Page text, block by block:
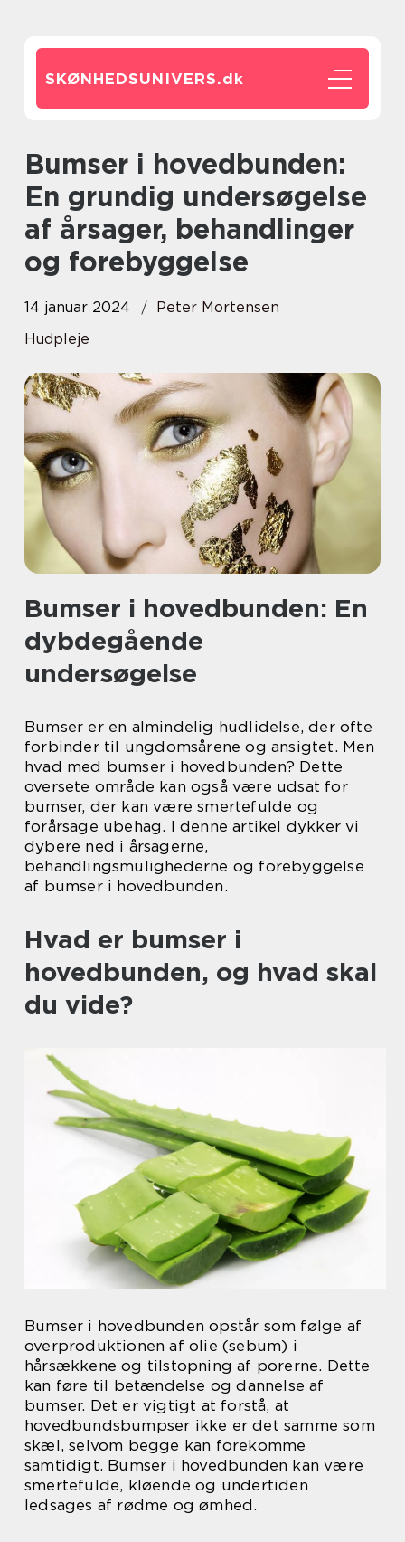
SKØNHEDSUNIVERS.dk
Bumser i hovedbunden:
En grundig undersøgelse
af årsager, behandlinger
og forebyggelse
14 januar 2024
Peter Mortensen
Hudpleje
Bumser i hovedbunden: En
dybdegående
undersøgelse
Bumser er en almindelig hudlidelse, der ofte
forbinder til ungdomsårene og ansigtet. Men
hvad med bumser i hovedbunden? Dette
oversete område kan også være udsat for
bumser, der kan være smertefulde og
forårsage ubehag. I denne artikel dykker vi
dybere ned i årsagerne,
behandlingsmulighederne og forebyggelse
af bumser i hovedbunden.
Hvad er bumser i
hovedbunden, og hvad skal
du vide?
Bumser i hovedbunden opstår som følge af
overproduktionen af olie (sebum) i
hårsækkene og tilstopning af porerne. Dette
kan føre til betændelse og dannelse af
bumser. Det er vigtigt at forstå, at
hovedbundsbumpser ikke er det samme som
skæl, selvom begge kan forekomme
samtidigt. Bumser i hovedbunden kan være
smertefulde, kløende og undertiden
ledsages af rødme og ømhed.